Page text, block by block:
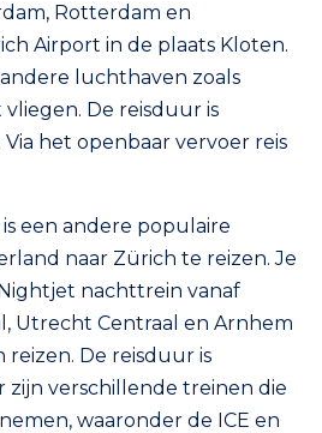
Rotterdam en
Airport in de plaats Kloten.
luchthaven zoals
De reisduur is
het openbaar vervoer reis
een andere populaire
naar Zürich te reizen. Je
nachttrein vanaf
Utrecht Centraal en Arnhem
reizen. De reisduur is
zijn verschillende treinen die
waaronder de ICE en